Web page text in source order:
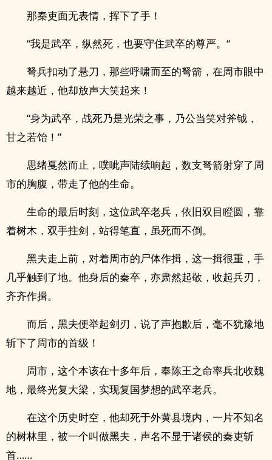
那秦吏面无表情，挥下了手！
“我是武卒，纵然死，也要守住武卒的尊严。“
弩兵扣动了悬刀，那些呼啸而至的弩箭，在周市眼中
越来越近，他却放声大笑起来！
“身为武卒，战死乃是光荣之事，乃公当笑对斧钺，
甘之若饴！”
思绪戛然而止，噗呲声陆续响起，数支弩箭射穿了周
市的胸腹，带走了他的生命。
生命的最后时刻，这位武卒老兵，依旧双目瞪圆，靠
着树木，双手拄剑，站得笔直，虽死而不倒。
黑夫走上前，对着周市的尸体作揖，这一揖很重，手
几乎触到了地。他身后的秦卒，亦肃然起敬，收起兵刃，
齐齐作揖。
而后，黑夫便举起剑刃，说了声抱歉后，毫不犹豫地
斩下了周市的首级！
周市，这个本该在十多年后，奉陈王之命率兵北收魏
地，最终光复大梁，实现复国梦想的武卒老兵。
在这个历史时空，他却死于外黄县境内，一片不知名
的树林里，被一个叫做黑夫，声名不显于诸侯的秦吏斩
首……